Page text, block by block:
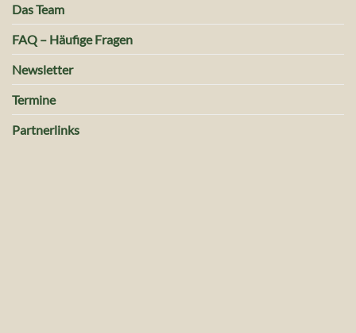
Das Team
FAQ – Häufige Fragen
Newsletter
Termine
Partnerlinks